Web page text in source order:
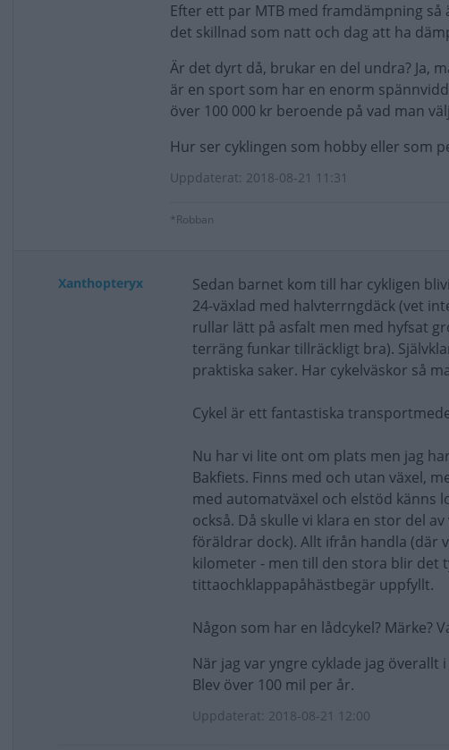
Efter ett par MTB med framdämpning
det skillnad som natt och dag att ha
Är det dyrt då, brukar en del undra? Ja,
är en sport som har en enorm
över 100 000 kr beroende på vad man
Hur ser cyklingen som hobby eller som
Uppdaterat: 2018-08-21 11:31
*Robban
Xanthopteryx
Sedan barnet kom till har cykligen
24-växlad med halvterrngdäck (vet
rullar lätt på asfalt men med hyfsat
terräng funkar tillräckligt bra).
praktiska saker. Har cykelväskor så
Cykel är ett fantastiska
Nu har vi lite ont om plats men jag
Bakfiets. Finns med och utan växel,
med automatväxel och elstöd känns
också. Då skulle vi klara en stor del
föräldrar dock). Allt ifrån handla (där
kilometer - men till den stora blir det
tittaochklappapåhästbegär uppfyllt.
Någon som har en lådcykel? Märke?
När jag var yngre cyklade jag
Blev över 100 mil per år.
Uppdaterat: 2018-08-21 12:00